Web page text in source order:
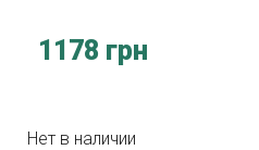
1178 грн
Нет в наличии